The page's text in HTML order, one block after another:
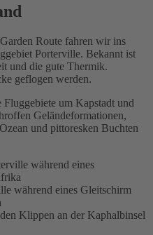
Route fahren wir ins
Porterville. Bekannt ist
und die gute Thermik.
geflogen werden.
um Kapstadt und
Geländeformationen,
und pittoresken Buchten